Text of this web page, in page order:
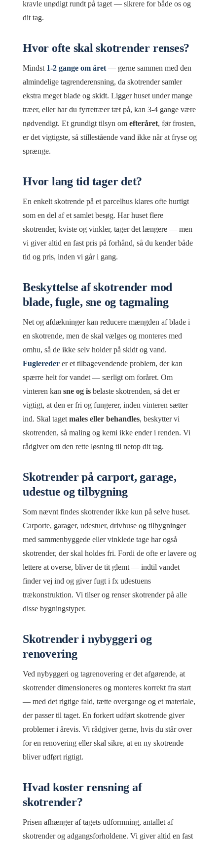
kravle unødigt rundt på taget — sikrere for både os og
dit tag.
Hvor ofte skal skotrender renses?
Mindst 1-2 gange om året — gerne sammen med den
almindelige tagrenderensning, da skotrender samler
ekstra meget blade og skidt. Ligger huset under mange
træer, eller har du fyrretræer tæt på, kan 3-4 gange være
nødvendigt. Et grundigt tilsyn om efteråret, før frosten,
er det vigtigste, så stillestående vand ikke når at fryse og
sprænge.
Hvor lang tid tager det?
En enkelt skotrende på et parcelhus klares ofte hurtigt
som en del af et samlet besøg. Har huset flere
skotrender, kviste og vinkler, tager det længere — men
vi giver altid en fast pris på forhånd, så du kender både
tid og pris, inden vi går i gang.
Beskyttelse af skotrender mod
blade, fugle, sne og tagmaling
Net og afdækninger kan reducere mængden af blade i
en skotrende, men de skal vælges og monteres med
omhu, så de ikke selv holder på skidt og vand.
Fuglereder er et tilbagevendende problem, der kan
spærre helt for vandet — særligt om foråret. Om
vinteren kan sne og is belaste skotrenden, så det er
vigtigt, at den er fri og fungerer, inden vinteren sætter
ind. Skal taget males eller behandles, beskytter vi
skotrenden, så maling og kemi ikke ender i renden. Vi
rådgiver om den rette løsning til netop dit tag.
Skotrender på carport, garage,
udestue og tilbygning
Som nævnt findes skotrender ikke kun på selve huset.
Carporte, garager, udestuer, drivhuse og tilbygninger
med sammenbyggede eller vinklede tage har også
skotrender, der skal holdes fri. Fordi de ofte er lavere og
lettere at overse, bliver de tit glemt — indtil vandet
finder vej ind og giver fugt i fx udestuens
trækonstruktion. Vi tilser og renser skotrender på alle
disse bygningstyper.
Skotrender i nybyggeri og
renovering
Ved nybyggeri og tagrenovering er det afgørende, at
skotrender dimensioneres og monteres korrekt fra start
— med det rigtige fald, tætte overgange og et materiale,
der passer til taget. En forkert udført skotrende giver
problemer i årevis. Vi rådgiver gerne, hvis du står over
for en renovering eller skal sikre, at en ny skotrende
bliver udført rigtigt.
Hvad koster rensning af
skotrender?
Prisen afhænger af tagets udformning, antallet af
skotrender og adgangsforholdene. Vi giver altid en fast